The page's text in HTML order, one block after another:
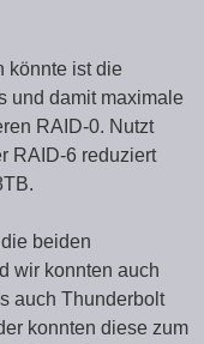
könnte ist die
und damit maximale
RAID-0. Nutzt
RAID-6 reduziert
beiden
wir konnten auch
auch Thunderbolt
konnten diese zum